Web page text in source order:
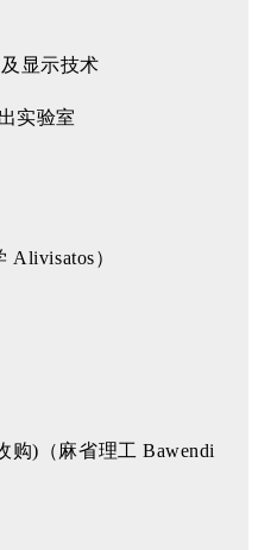
实验室
Alivisatos）
购)（麻省理工 Bawendi